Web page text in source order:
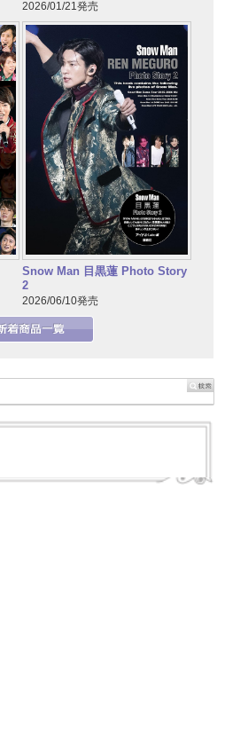
2026/01/21発売
Snow Man 目黒蓮 Photo Story
2
2026/06/10発売